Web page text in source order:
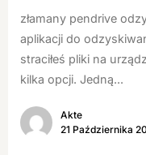
złamany pendrive
aplikacji do
straciłeś pliki na
kilka opcji. Jedną...
Akte
21 Października